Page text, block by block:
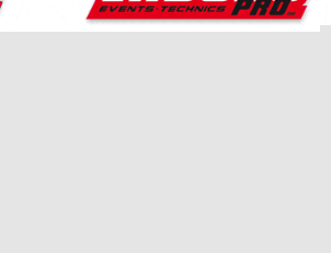
mit e-ID-Funktion besitzen.